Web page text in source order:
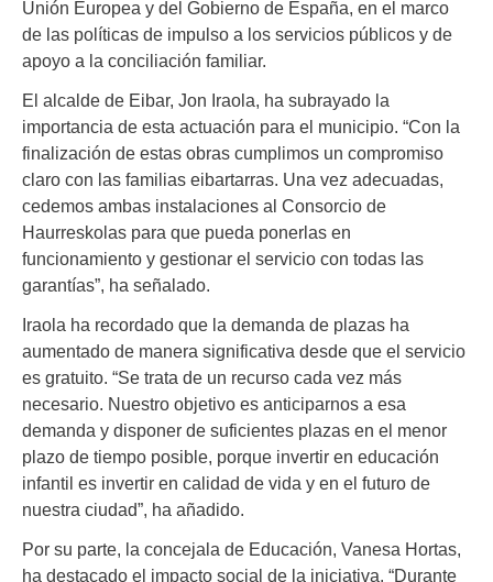
Unión Europea y del Gobierno de España, en el marco
de las políticas de impulso a los servicios públicos y de
apoyo a la conciliación familiar.
El alcalde de Eibar, Jon Iraola, ha subrayado la
importancia de esta actuación para el municipio. “Con la
finalización de estas obras cumplimos un compromiso
claro con las familias eibartarras. Una vez adecuadas,
cedemos ambas instalaciones al Consorcio de
Haurreskolas para que pueda ponerlas en
funcionamiento y gestionar el servicio con todas las
garantías”, ha señalado.
Iraola ha recordado que la demanda de plazas ha
aumentado de manera significativa desde que el servicio
es gratuito. “Se trata de un recurso cada vez más
necesario. Nuestro objetivo es anticiparnos a esa
demanda y disponer de suficientes plazas en el menor
plazo de tiempo posible, porque invertir en educación
infantil es invertir en calidad de vida y en el futuro de
nuestra ciudad”, ha añadido.
Por su parte, la concejala de Educación, Vanesa Hortas,
ha destacado el impacto social de la iniciativa. “Durante